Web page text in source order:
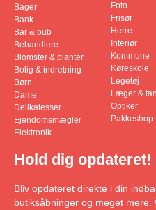
Bager
Bank
Bar & pub
Behandlere
Blomster & planter
Bolig & indretning
Børn
Dame
Delikatesser
Ejendomsmægler
Elektronik
Foto
Frisør
Herre
Interiør
Kommune
Køreskole
Legetøj
Læger &
Optiker
Pakkeshop
Hold dig opdateret!
Bliv opdateret direkte i din
butiksåbninger og meget